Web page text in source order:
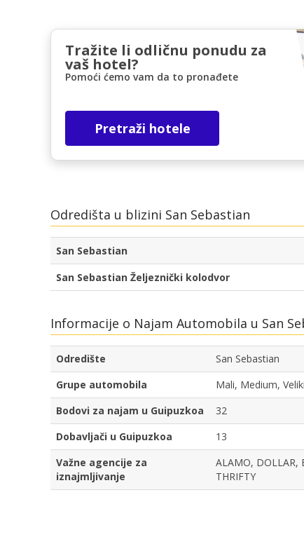
Tražite li odličnu ponudu za
vaš hotel?
Pomoći ćemo vam da to pronađete
Pretraži hotele
Odredišta u blizini San Sebastian
San Sebastian
San Sebastian Željeznički kolodvor
Informacije o Najam Automobila u San
Odredište
San Sebastian
Grupe automobila
Mali, Medium,
Bodovi za najam u Guipuzkoa
32
Dobavljači u Guipuzkoa
13
Važne agencije za
iznajmljivanje
ALAMO, DOLLAR,
THRIFTY